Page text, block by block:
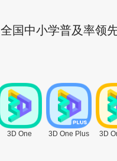
全国中小学普及率领
3D One 3D One Plus 3D